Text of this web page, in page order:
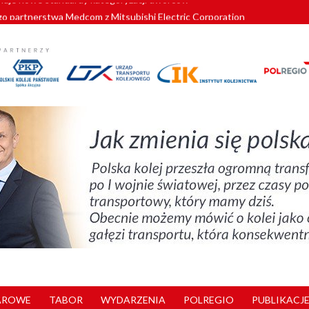
partnerstwa Medcom z Mitsubishi Electric Corporation
znów szuka dostawcy nowych EZT
kolejowych w północnej Wielkopolsce. Łatwiejsze dojazdy do pracy i
nowe standardy kategoryzacji dworców
TABOR WYDARZENIA POLREGIO